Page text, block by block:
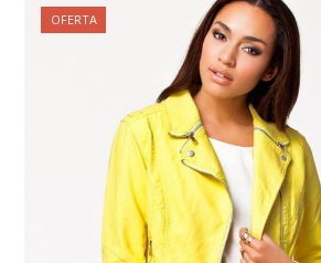
OFERTA